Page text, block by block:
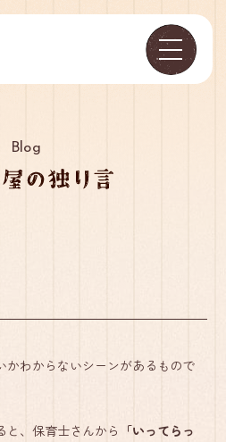
Blog
かわからないシーンがあるもので
と、保育士さんから 「いってらっ